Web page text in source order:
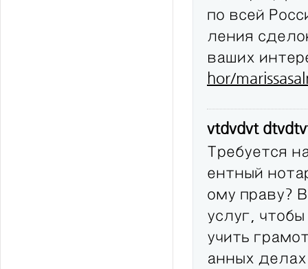
по всей
ления
ваших
hor/
vtdvdvt
Требуется
ентный
ому праву?
услуг,
учить
анных